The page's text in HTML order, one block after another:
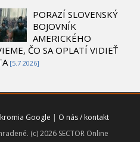
PORAZÍ SLOVENSKÝ
BOJOVNÍK
AMERICKÉHO
ČO SA OPLATÍ VIDIEŤ
[5.7 2026]
Google | O nás / kontakt
(c) 2026 SECTOR Online